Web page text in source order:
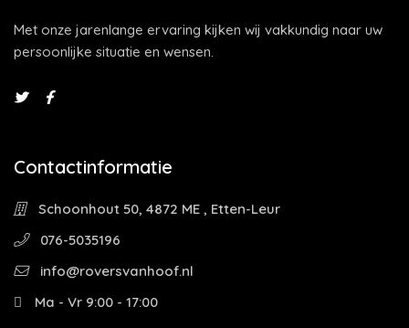
Met onze jarenlange ervaring kijken wij vakkundig naar uw
persoonlijke situatie en wensen.
Contactinformatie
Schoonhout 50, 4872 ME , Etten-Leur
076-5035196
info@roversvanhoof.nl
Ma - Vr 9:00 - 17:00